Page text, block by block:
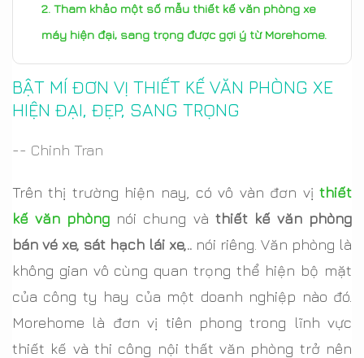
Tham khảo một số mẫu thiết kế văn phòng xe
máy hiện đại, sang trọng được gợi ý từ Morehome.
BẬT MÍ ĐƠN VỊ THIẾT KẾ VĂN PHÒNG XE
HIỆN ĐẠI, ĐẸP, SANG TRỌNG
-- Chinh Tran
Trên thị trường hiện nay, có vô vàn đơn vị thiết
kế văn phòng nói chung và thiết kế văn phòng
bán vé xe, sát hạch lái xe,.. nói riêng. Văn phòng là
không gian vô cùng quan trọng thể hiện bộ mặt
của công ty hay của một doanh nghiệp nào đó.
Morehome là đơn vị tiên phong trong lĩnh vực
thiết kế và thi công nội thất văn phòng trở nên